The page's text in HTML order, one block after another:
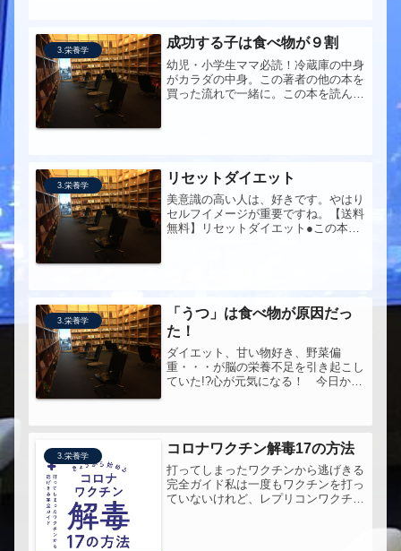
はあるのか食べ合わせ他は、Mr.Xか...
3.栄養学 成功する子は食べ物が９割
幼児・小学生ママ必読！冷蔵庫の中身
がカラダの中身。この著者の他の本を
買った流れで一緒に。この本を読んで
3.栄養学 リセットダイエット
美意識の高い人は、好きです。やはり
セルフイメージが重要ですね。【送料
無料】リセットダイエット●この本を
3.栄養学
「うつ」は食べ物が原因だっ
た！
ダイエット、甘い物好き、野菜偏
重・・・が脳の栄養不足を引き起こし
ていた!?心が元気になる！ 今日から
いかもしれないと思う。
3.栄養学 コロナワクチン解毒17の方法
打ってしまったワクチンから逃げきる
完全ガイド私は一度もワクチンを打っ
ていないけれど、レプリコンワクチン